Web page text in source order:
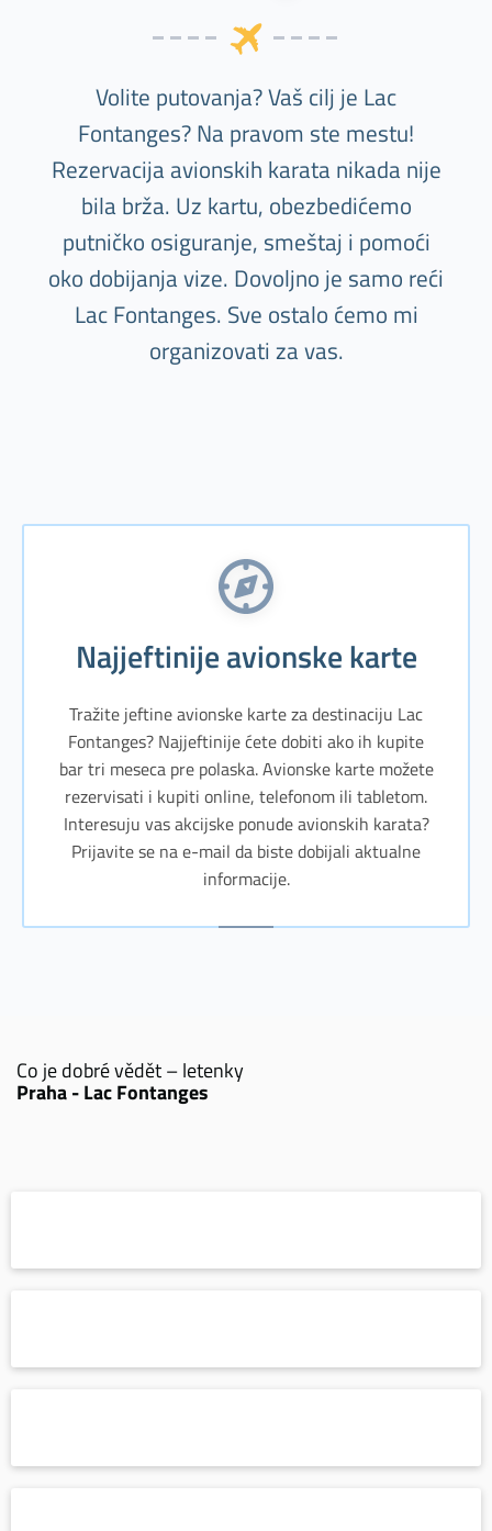
Volite putovanja? Vaš cilj je Lac
Fontanges? Na pravom ste mestu!
Rezervacija avionskih karata nikada nije
bila brža. Uz kartu, obezbedićemo
putničko osiguranje, smeštaj i pomoći
oko dobijanja vize. Dovoljno je samo reći
Lac Fontanges. Sve ostalo ćemo mi
organizovati za vas.
Najjeftinije avionske karte
Tražite jeftine avionske karte za destinaciju Lac
Fontanges? Najjeftinije ćete dobiti ako ih kupite
bar tri meseca pre polaska. Avionske karte možete
rezervisati i kupiti online, telefonom ili tabletom.
Interesuju vas akcijske ponude avionskih karata?
Prijavite se na e-mail da biste dobijali aktualne
informacije.
Co je dobré vědět – letenky
Praha - Lac Fontanges